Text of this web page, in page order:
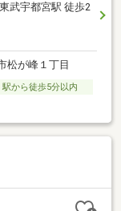
武宇都宮駅 徒歩2
松が峰１丁目
駅から徒歩5分以内